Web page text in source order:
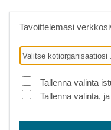
Tavoittelemasi
Tallenna valinta
Tallenna valinta,